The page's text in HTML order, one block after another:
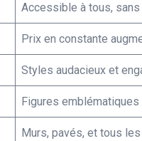
Accessible à tous,
Prix en constante
Styles audacieux et
Figures emblématiques
Murs, pavés, et tous